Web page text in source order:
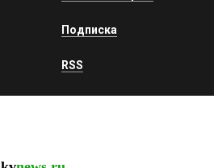
Подписка
RSS